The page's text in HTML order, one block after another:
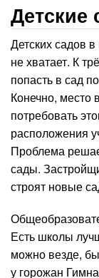
Детских садов
не хватает. К
попасть в сад
Конечно, место
потребовать
расположения
Проблема
сады.
строят новые
Есть школы
можно везде,
у горожан